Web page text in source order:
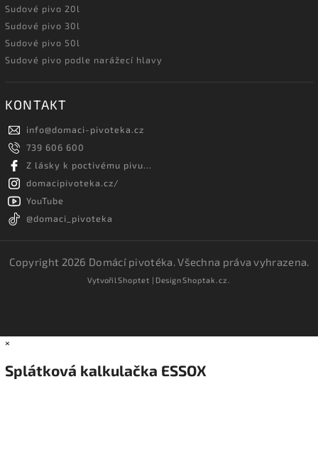
Sudové pivo 20l
Sudové pivo 30l
Sudové pivo 50l
Sudové pivo podle narážecí hlavy
KONTAKT
info@domaci-pivoteka.cz
739 606 600
Z lásky k poctivému pivu...
domacipivoteka.cz/
YouTube
@domaci_pivoteka
Copyright 2026 Domácí pivotéka. Všechna práva vyhrazena.
VytvořilShoptet | DesignShoptak.cz.
×
Splátková kalkulačka ESSOX